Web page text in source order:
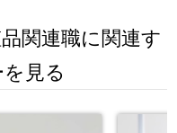
関連職に関連す
見る